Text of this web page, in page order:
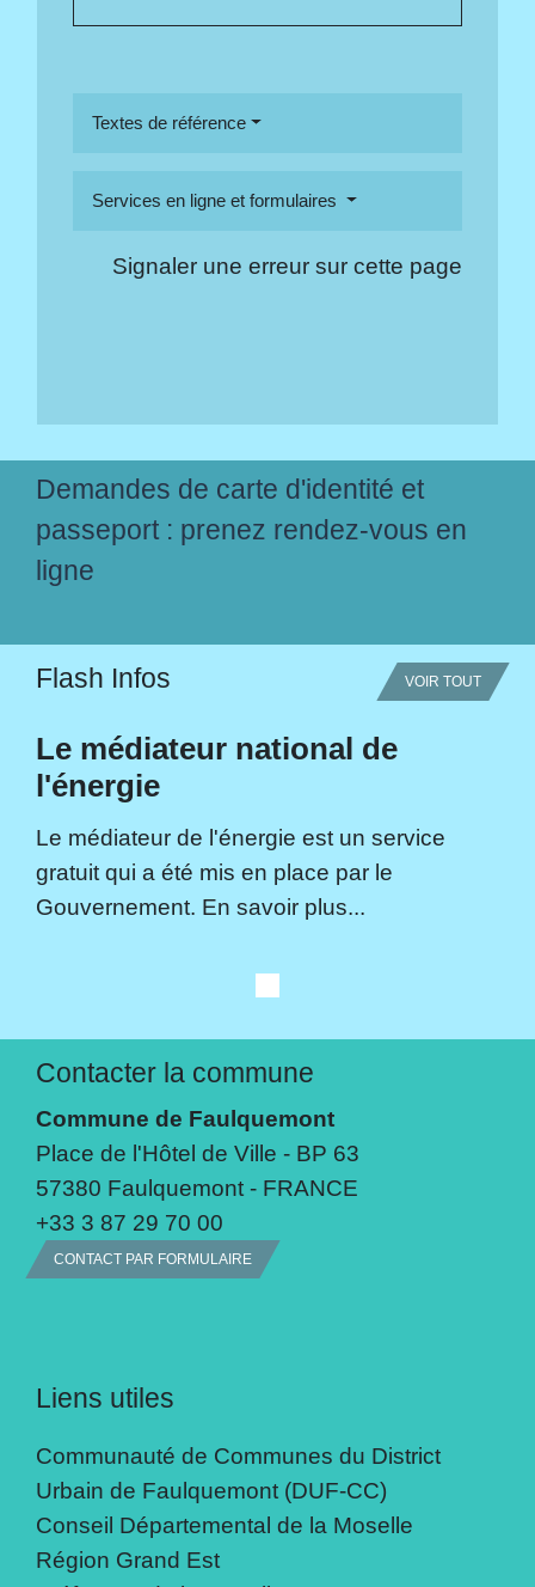
Textes de référence
Services en ligne et formulaires
Signaler une erreur sur cette page
Demandes de carte d'identité et
passeport : prenez rendez-vous en
ligne
Flash Infos VOIR TOUT
Le médiateur national de
l'énergie
Le médiateur de l'énergie est un service
gratuit qui a été mis en place par le
Gouvernement. En savoir plus...
Contacter la commune
Commune de Faulquemont
Place de l'Hôtel de Ville - BP 63
57380 Faulquemont - FRANCE
+33 3 87 29 70 00
CONTACT PAR FORMULAIRE
Liens utiles
Communauté de Communes du District
Urbain de Faulquemont (DUF-CC)
Conseil Départemental de la Moselle
Région Grand Est